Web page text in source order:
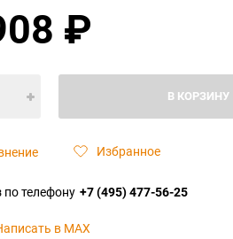
₽
В КОРЗИНУ
Избранное
по телефону +7 (495) 477-56-25
в MAX